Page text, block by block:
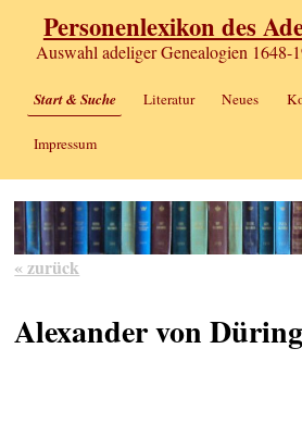
Personenlexikon des
Auswahl adeliger Genealogien 1648-
Start & Suche Literatur Neues
Impressum
« zurück
Alexander von Düring